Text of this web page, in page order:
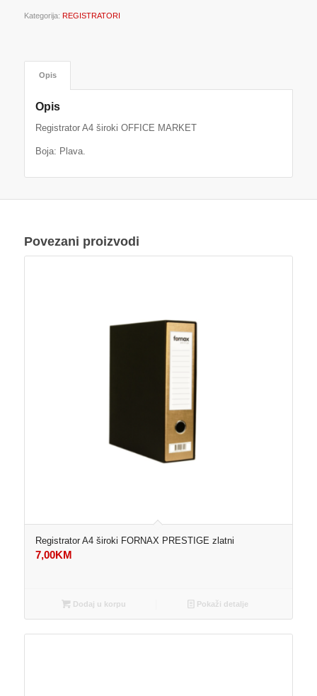
Kategorija: REGISTRATORI
Opis
Opis
Registrator A4 široki OFFICE MARKET
Boja: Plava.
Povezani proizvodi
Registrator A4 široki FORNAX PRESTIGE zlatni
7,00KM
Dodaj u korpu Pokaži detalje